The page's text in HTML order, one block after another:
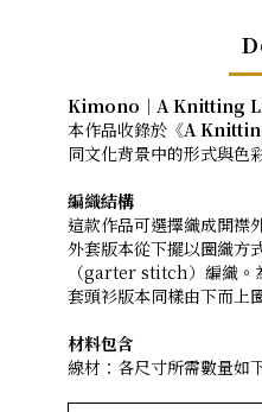
Kimono｜A Knitting
本作品收錄於《A
同文化背景中的形式與色
編織結構
這款作品可選擇織成開
外套版本從下擺以圈織方
（garter stitch）編織。
套頭衫版本同樣由下而上
材料包含
線材：各尺寸所需數量如